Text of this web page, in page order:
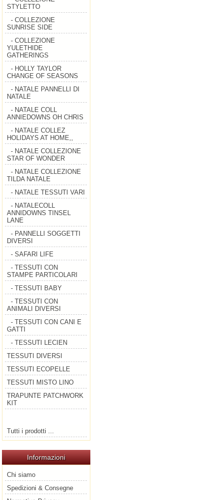
STYLETTO
- COLLEZIONE
SUNRISE SIDE
- COLLEZIONE
YULETHIDE
GATHERINGS
- HOLLY TAYLOR
CHANGE OF SEASONS
- NATALE PANNELLI DI
NATALE
- NATALE COLL
ANNIEDOWNS OH CHRIS
- NATALE COLLEZ
HOLIDAYS AT HOME,,
- NATALE COLLEZIONE
STAR OF WONDER
- NATALE COLLEZIONE
TILDA NATALE
- NATALE TESSUTI VARI
- NATALECOLL
ANNIDOWNS TINSEL
LANE
- PANNELLI SOGGETTI
DIVERSI
- SAFARI LIFE
- TESSUTI CON
STAMPE PARTICOLARI
- TESSUTI BABY
- TESSUTI CON
ANIMALI DIVERSI
- TESSUTI CON CANI E
GATTI
- TESSUTI LECIEN
TESSUTI DIVERSI
TESSUTI ECOPELLE
TESSUTI MISTO LINO
TRAPUNTE PATCHWORK
KIT
Tutti i prodotti ...
Informazioni
Chi siamo
Spedizioni & Consegne